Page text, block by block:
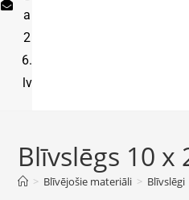
a
2
6.
lv
Blīvslēgs 10 x
> Blīvējošie materiāli > Blīvslēgi